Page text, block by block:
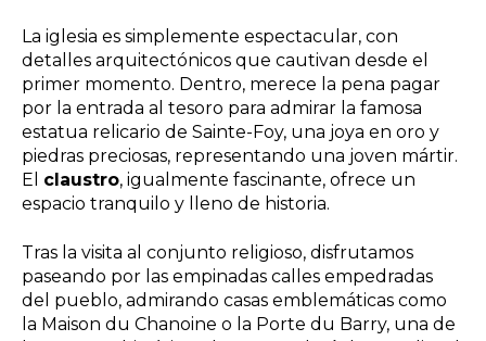
La iglesia es simplemente espectacular, con
detalles arquitectónicos que cautivan desde el
primer momento. Dentro, merece la pena pagar
por la entrada al tesoro para admirar la famosa
estatua relicario de Sainte-Foy, una joya en oro y
piedras preciosas, representando una joven mártir.
El claustro, igualmente fascinante, ofrece un
espacio tranquilo y lleno de historia.
Tras la visita al conjunto religioso, disfrutamos
paseando por las empinadas calles empedradas
del pueblo, admirando casas emblemáticas como
la Maison du Chanoine o la Porte du Barry, una de